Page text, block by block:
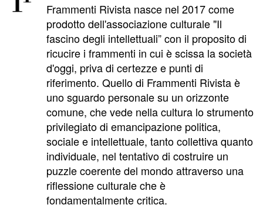
Frammenti Rivista nasce nel 2017 come
prodotto dell'associazione culturale "Il
fascino degli intellettuali” con il proposito di
ricucire i frammenti in cui è scissa la società
d'oggi, priva di certezze e punti di
riferimento. Quello di Frammenti Rivista è
uno sguardo personale su un orizzonte
comune, che vede nella cultura lo strumento
privilegiato di emancipazione politica,
sociale e intellettuale, tanto collettiva quanto
individuale, nel tentativo di costruire un
puzzle coerente del mondo attraverso una
riflessione culturale che è
fondamentalmente critica.